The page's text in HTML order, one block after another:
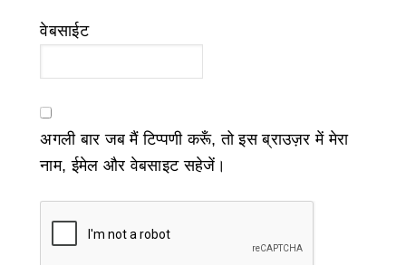
वेबसाईट
अगली बार जब मैं टिप्पणी करूँ, तो इस ब्राउज़र में मेरा
नाम, ईमेल और वेबसाइट सहेजें।